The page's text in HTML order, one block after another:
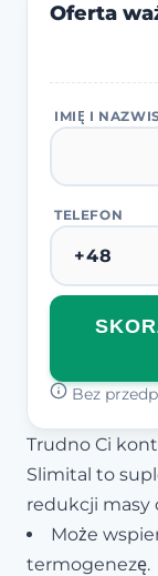
Oferta
IMIĘ I
TELEFON
Bez
Trudno Ci
Slimital to
redukcji masy
Może
termogenezę.